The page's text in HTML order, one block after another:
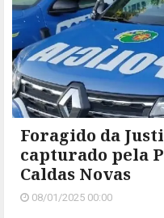
Foragido da
capturado pela
Caldas Novas
08/01/2025 00:00